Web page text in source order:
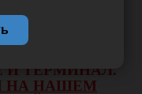
ФИЛИАЛЕ Г.
И ТЕРМИНАЛ.
НА НАШЕМ